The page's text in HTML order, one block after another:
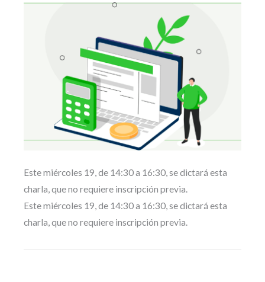
Este miércoles 19, de 14:30 a 16:30, se dictará esta
charla, que no requiere inscripción previa.
Este miércoles 19, de 14:30 a 16:30, se dictará esta
charla, que no requiere inscripción previa.